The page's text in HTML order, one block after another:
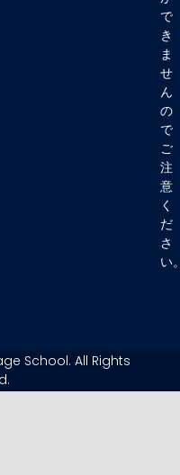
で
き
ま
せ
ん
の
で
ご
注
意
く
だ
さ
い
School. All Rights